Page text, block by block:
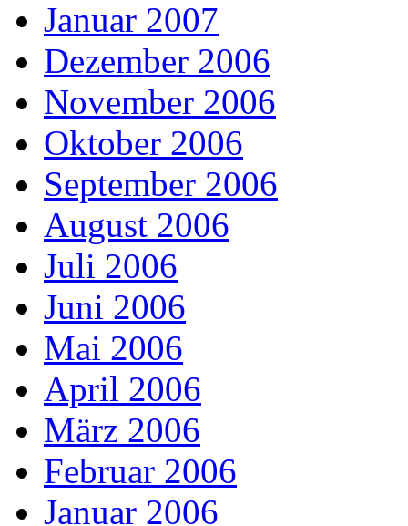
Januar 2007
Dezember 2006
November 2006
Oktober 2006
September 2006
August 2006
Juli 2006
Juni 2006
Mai 2006
April 2006
März 2006
Februar 2006
Januar 2006